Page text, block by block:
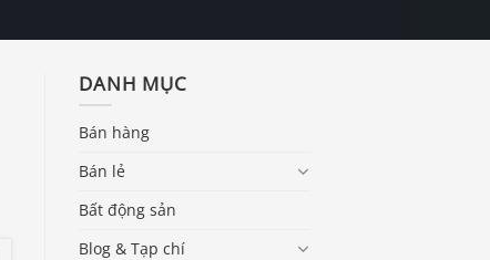
DANH MỤC
Bán hàng
Bán lẻ
Bất động sản
Blog & Tạp chí